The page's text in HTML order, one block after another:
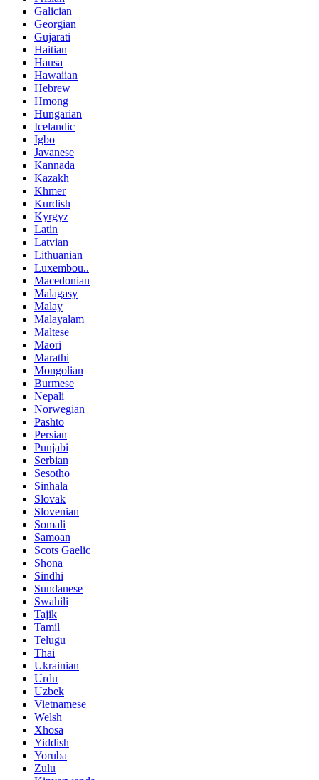
Galician
Georgian
Gujarati
Haitian
Hausa
Hawaiian
Hebrew
Hmong
Hungarian
Icelandic
Igbo
Javanese
Kannada
Kazakh
Khmer
Kurdish
Kyrgyz
Latin
Latvian
Lithuanian
Luxembou..
Macedonian
Malagasy
Malay
Malayalam
Maltese
Maori
Marathi
Mongolian
Burmese
Nepali
Norwegian
Pashto
Persian
Punjabi
Serbian
Sesotho
Sinhala
Slovak
Slovenian
Somali
Samoan
Scots Gaelic
Shona
Sindhi
Sundanese
Swahili
Tajik
Tamil
Telugu
Thai
Ukrainian
Urdu
Uzbek
Vietnamese
Welsh
Xhosa
Yiddish
Yoruba
Zulu